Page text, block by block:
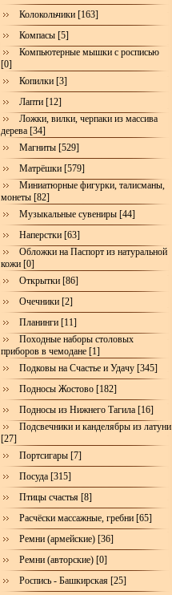
Колокольчики [163]
Компасы [5]
Компьютерные мышки с росписью
[0]
Копилки [3]
Лапти [12]
Ложки, вилки, черпаки из массива
дерева [34]
Магниты [529]
Матрёшки [579]
Миниатюрные фигурки, талисманы,
монеты [82]
Музыкальные сувениры [44]
Наперстки [63]
Обложки на Паспорт из натуральной
кожи [0]
Открытки [86]
Очечники [2]
Планинги [11]
Походные наборы столовых
приборов в чемодане [1]
Подковы на Счастье и Удачу [345]
Подносы Жостово [182]
Подносы из Нижнего Тагила [16]
Подсвечники и канделябры из латуни
[27]
Портсигары [7]
Посуда [315]
Птицы счастья [8]
Расчёски массажные, гребни [65]
Ремни (армейские) [36]
Ремни (авторские) [0]
Роспись - Башкирская [25]